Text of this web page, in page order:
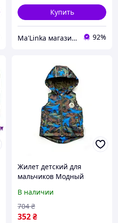
Купить
Ma'Linka магазин дитячого одягу та взуття 92%
Жилет детский для
мальчиков Модный
хаки 86 см (18 мис.)
В наличии
352₴
704 ₴